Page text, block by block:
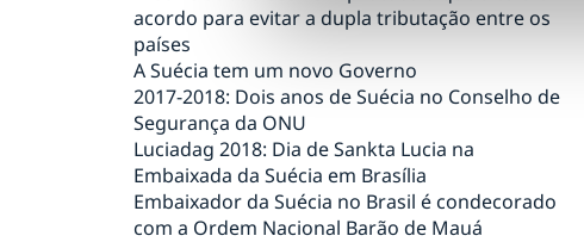
acordo para evitar a dupla tributação entre os
países
A Suécia tem um novo Governo
2017-2018: Dois anos de Suécia no Conselho de
Segurança da ONU
Luciadag 2018: Dia de Sankta Lucia na
Embaixada da Suécia em Brasília
Embaixador da Suécia no Brasil é condecorado
com a Ordem Nacional Barão de Mauá